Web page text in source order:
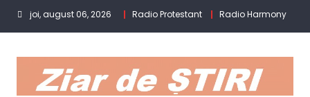
joi, august 06, 2026 Radio Protestant Radio Harmony